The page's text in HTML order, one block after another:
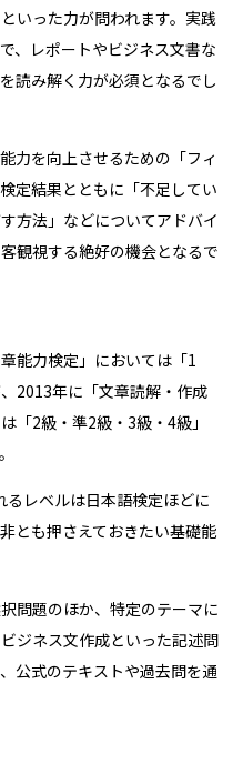
いった力が問われます。実践
、レポートやビジネス文書な
読み解く力が必須となるでし
力を向上させるための「フィ
定結果とともに「不足してい
方法」などについてアドバイ
観視する絶好の機会となるで
能力検定」においては「1
2013年に「文章読解・作成
「2級・準2級・3級・4級」
レベルは日本語検定ほどに
とも押さえておきたい基礎能
問題のほか、特定のテーマに
ジネス文作成といった記述問
公式のテキストや過去問を通